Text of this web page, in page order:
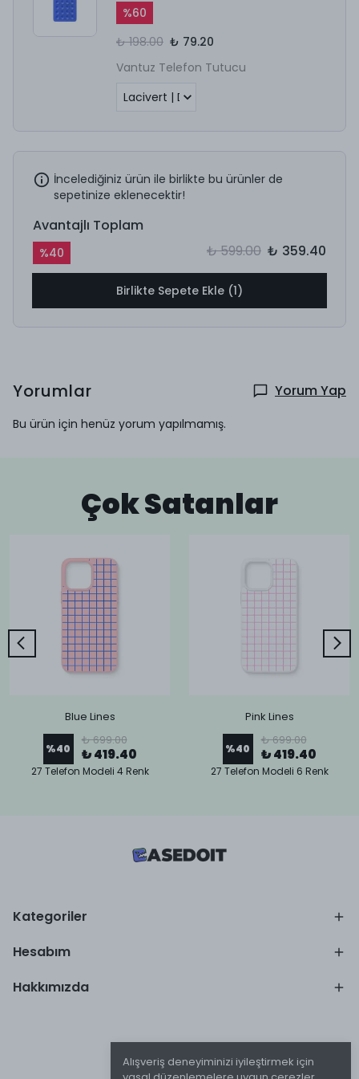
Alışveriş deneyiminizi iyileştirmek için
%60
₺ 198.00 ₺ 79.20
Vantuz Telefon Tutucu
İncelediğiniz ürün ile birlikte bu ürünler de
sepetinize eklenecektir!
Avantajlı Toplam
%40 ₺ 599.00 ₺ 359.40
Birlikte Sepete Ekle (1)
Yorumlar Yorum Yap
Bu ürün için henüz yorum yapılmamış.
Çok Satanlar
Blue Lines
%40
₺ 699.00
₺ 419.40
27 Telefon Modeli 4 Renk
Pink Lines
%40
₺ 699.00
₺ 419.40
27 Telefon Modeli 6 Renk
Kategoriler
Hesabım
Hakkımızda